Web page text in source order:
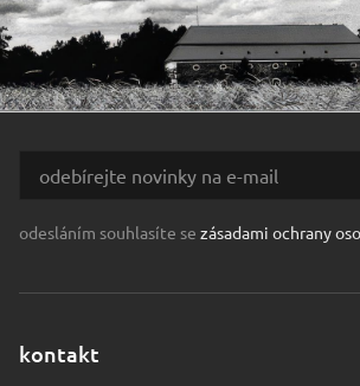
odesláním souhlasíte se zásadami ochrany
kontakt